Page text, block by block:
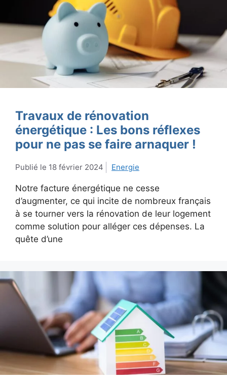
Travaux de rénovation
énergétique : Les bons réflexes
pour ne pas se faire arnaquer !
18 février 2024 Energie
Notre facture énergétique ne cesse
d’augmenter, ce qui incite de nombreux français
à se tourner vers la rénovation de leur logement
comme solution pour alléger ces dépenses. La
quête d’une